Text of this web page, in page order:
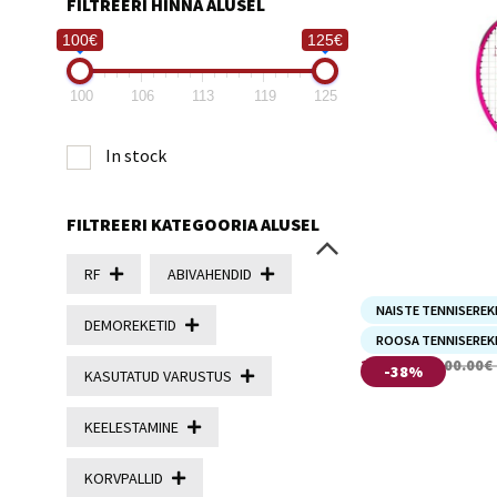
100€ 125€
100 106 113 119 125
In stock
FILTREERI KATEGOORIA ALUSEL
RF ABIVAHENDID
DEMOREKETID
KASUTATUD VARUSTUS
KEELESTAMINE
KORVPALLID
NAISTE
ROOSA
-38%
BURN
125.00€ 200.00€